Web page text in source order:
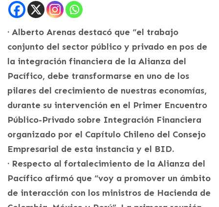
· Alberto Arenas destacó que “el trabajo
conjunto del sector público y privado en pos de
la integración financiera de la Alianza del
Pacífico, debe transformarse en uno de los
pilares del crecimiento de nuestras economías,
durante su intervención en el Primer Encuentro
Público-Privado sobre Integración Financiera
organizado por el Capítulo Chileno del Consejo
Empresarial de esta instancia y el BID.
· Respecto al fortalecimiento de la Alianza del
Pacífico afirmó que “voy a promover un ámbito
de interacción con los ministros de Hacienda de